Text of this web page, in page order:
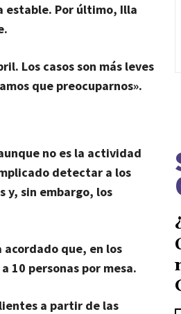
estable. Por último, Illa
Los casos son más leves
que preocuparnos».
no es la actividad
detectar a los
y, sin embargo, los
que, en los
10 personas por mesa.
a partir de las